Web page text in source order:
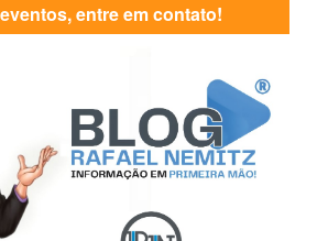
entre em contato!